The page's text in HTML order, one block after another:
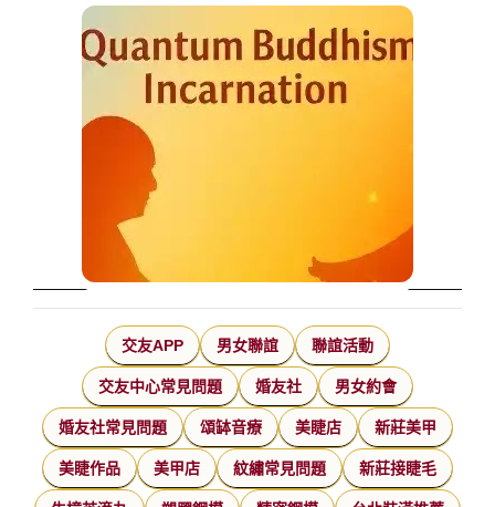
交友APP 男女聯誼 聯誼活動
交友中心常見問題 婚友社 男女約會
婚友社常見問題 頌缽音療 美睫店 新莊美甲
美睫作品 美甲店 紋繡常見問題 新莊接睫毛